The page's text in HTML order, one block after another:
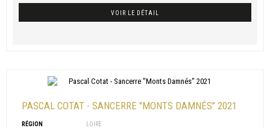
VOIR LE DÉTAIL
PASCAL COTAT - SANCERRE "MONTS DAMNÉS" 2021
RÉGION
LOIRE